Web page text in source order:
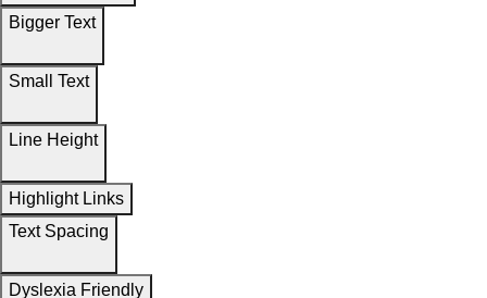
Bigger Text
Small Text
Line Height
Highlight Links
Text Spacing
Dyslexia Friendly